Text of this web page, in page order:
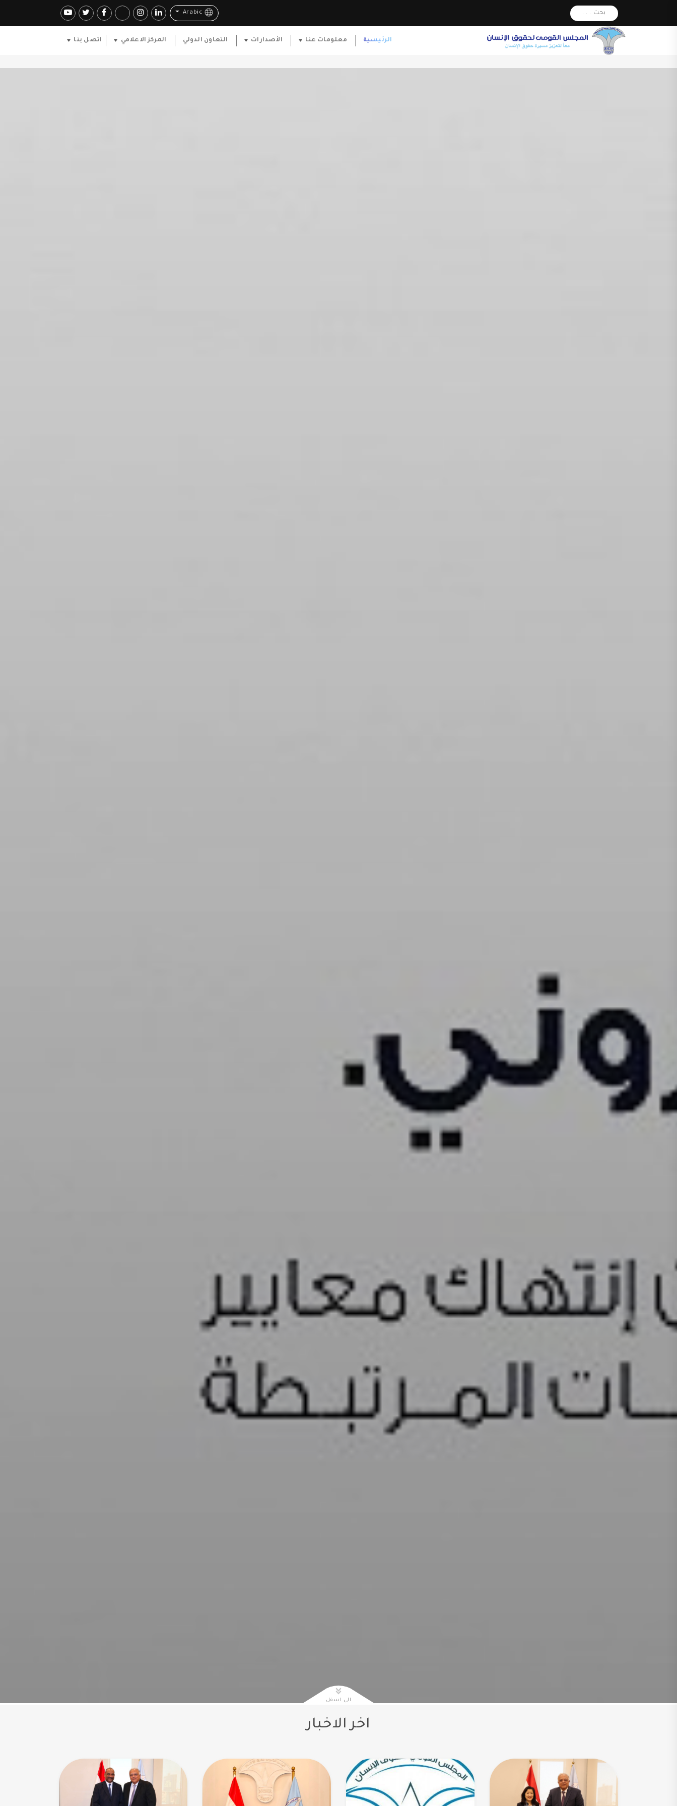
بحث . . . Arabic
الرئيسية معلومات عنا الأصدارات التعاون الدولي المركز الاعلامي اتصل بنا
الي اسفل
اخر الاخبار